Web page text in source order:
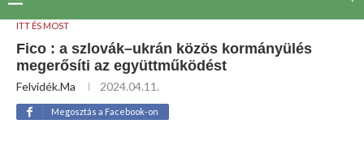
ITT ÉS MOST
Fico : a szlovák–ukrán közös kormányülés
megerősíti az együttműködést
Felvidék.ma 2024.04.11.
Megosztás a Facebook-on